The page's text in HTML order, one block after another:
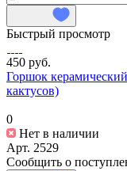
Быстрый просмотр
450 руб.
Горшок
кактусов)
0
Нет в наличии
Арт. 2529
Сообщить о